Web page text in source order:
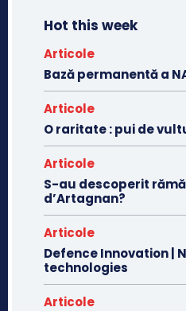
Hot this week
Articole
Bază permanentă a
Articole
O raritate : pui de
Articole
S-au descoperit
d’Artagnan?
Articole
Defence Innovation |
technologies
Articole